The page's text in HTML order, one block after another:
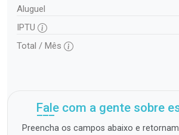
Aluguel
IPTU
Total / Mês
Fale com a gente sobre
Preencha os campos abaixo e